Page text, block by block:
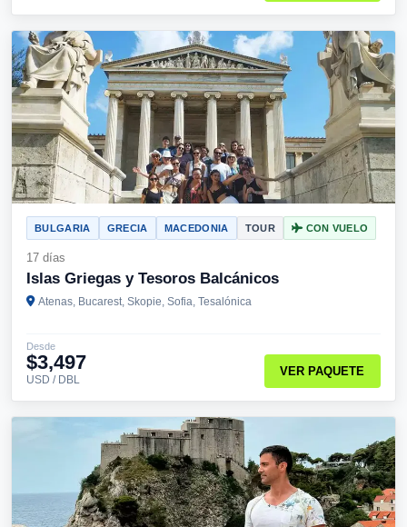
BULGARIA GRECIA MACEDONIA TOUR CON VUELO
17 días
Islas Griegas y Tesoros Balcánicos
Atenas, Bucarest, Skopie, Sofia, Tesalónica
Desde
$3,497
USD / DBL
VER PAQUETE